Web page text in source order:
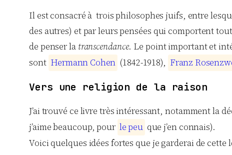
Il est consacré à trois philosophes juifs, entre
des autres) et par leurs pensées qui comportent
de penser la transcendance. Le point important et
sont Hermann Cohen (1842-1918), Franz Rosenzw
Vers une religion de la raison
J’ai trouvé ce livre très intéressant, notamment la
j’aime beaucoup, pour lepeu que j’en connais).
Voici quelques idées fortes que je garderai de cette